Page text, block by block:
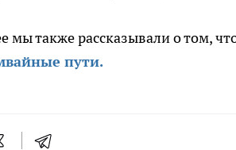
мы также рассказывали о том,
пути.